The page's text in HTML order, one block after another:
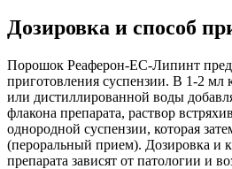
Дозировка и способ
Порошок Реаферон-ЕС-Липинт
приготовления суспензии. В 1-2 мл
или дистиллированной воды
флакона препарата, раствор
однородной суспензии, которая
(пероральный прием). Дозировка и
препарата зависят от патологии и